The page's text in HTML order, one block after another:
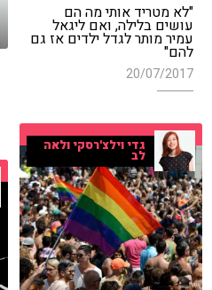
"לא מטריד אותי מה הם
עושים בלילה, ואם ליגאל
עמיר מותר לגדל ילדים אז גם
להם"
20/07/2017
גדי וילצ'רסקי ולאה
לב